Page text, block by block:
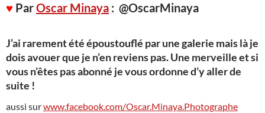
♥ ParOscar Minaya : @OscarMinaya
J’ai rarement été époustouflé par une galerie mais là je
dois avouer que je n’en reviens pas. Une merveille et si
vous n’êtes pas abonné je vous ordonne d’y aller de
suite !
aussi surwww.facebook.com/Oscar.Minaya.Photographe